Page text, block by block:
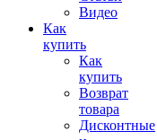
Видео
Как
купить
Как
купить
Возврат
товара
Дисконтные